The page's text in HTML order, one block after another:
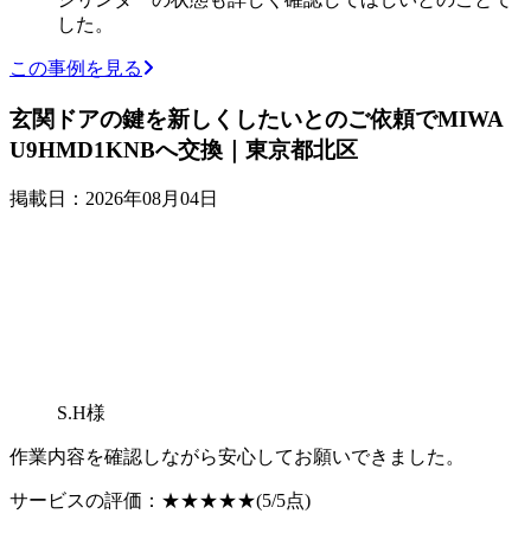
した。
この事例を見る
玄関ドアの鍵を新しくしたいとのご依頼でMIWA
U9HMD1KNBへ交換｜東京都北区
掲載日：2026年08月04日
S.H様
作業内容を確認しながら安心してお願いできました。
サービスの評価： ★★★★★(5/5点)